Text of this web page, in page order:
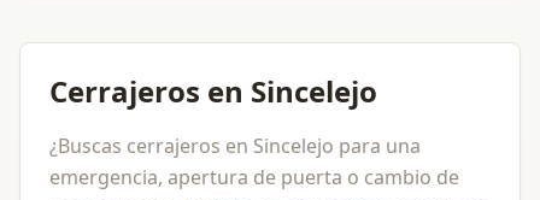
Cerrajeros en Sincelejo
¿Buscas cerrajeros en Sincelejo para una
emergencia, apertura de puerta o cambio de